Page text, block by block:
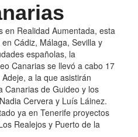
en Realidad Aumentada, esta
Cádiz, Málaga, Sevilla y
españolas, la
Canarias se llevó a cabo 17
a la que asistirán
Canarias de Guideo y los
Cervera y Luís Láinez.
ya en Tenerife proyectos
Realejos y Puerto de la